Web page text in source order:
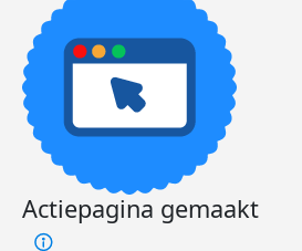
Actiepagina gemaakt